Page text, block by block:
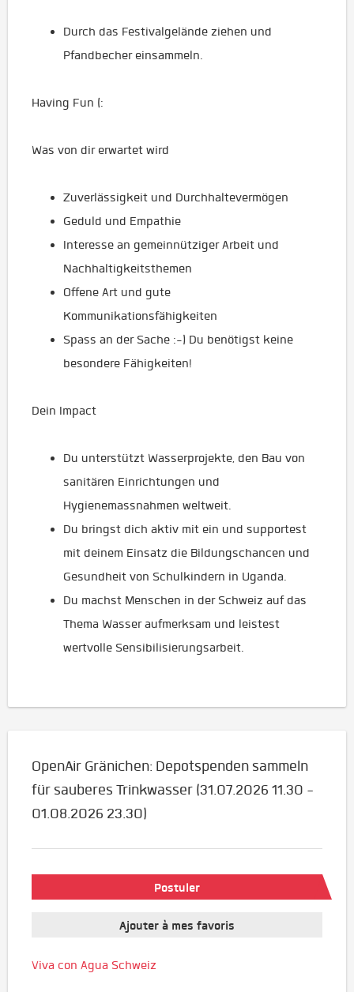
Durch das Festivalgelände ziehen und
Pfandbecher einsammeln.
Having Fun (:
Was von dir erwartet wird
Zuverlässigkeit und Durchhaltevermögen
Geduld und Empathie
Interesse an gemeinnütziger Arbeit und
Nachhaltigkeitsthemen
Offene Art und gute
Kommunikationsfähigkeiten
Spass an der Sache :-) Du benötigst keine
besondere Fähigkeiten!
Dein Impact
Du unterstützt Wasserprojekte, den Bau von
sanitären Einrichtungen und
Hygienemassnahmen weltweit.
Du bringst dich aktiv mit ein und supportest
mit deinem Einsatz die Bildungschancen und
Gesundheit von Schulkindern in Uganda.
Du machst Menschen in der Schweiz auf das
Thema Wasser aufmerksam und leistest
wertvolle Sensibilisierungsarbeit.
OpenAir Gränichen: Depotspenden sammeln
für sauberes Trinkwasser (31.07.2026 11.30 -
01.08.2026 23.30)
Postuler
Ajouter à mes favoris
Viva con Agua Schweiz